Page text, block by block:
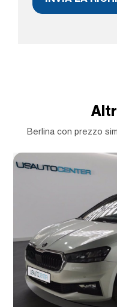
Berlina con prezzo